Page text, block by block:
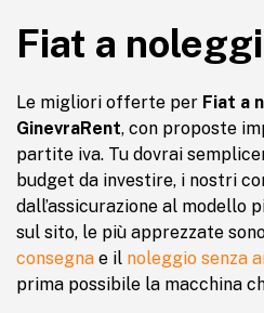
Fiat a
Le migliori offerte per Fiat a
GinevraRent, con proposte
partite iva. Tu dovrai
budget da investire, i nostri
dall’assicurazione al
sul sito, le più apprezzate
consegna e il noleggio senza
prima possibile la macchina